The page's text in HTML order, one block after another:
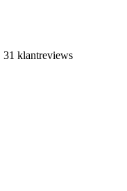
31 klantreviews